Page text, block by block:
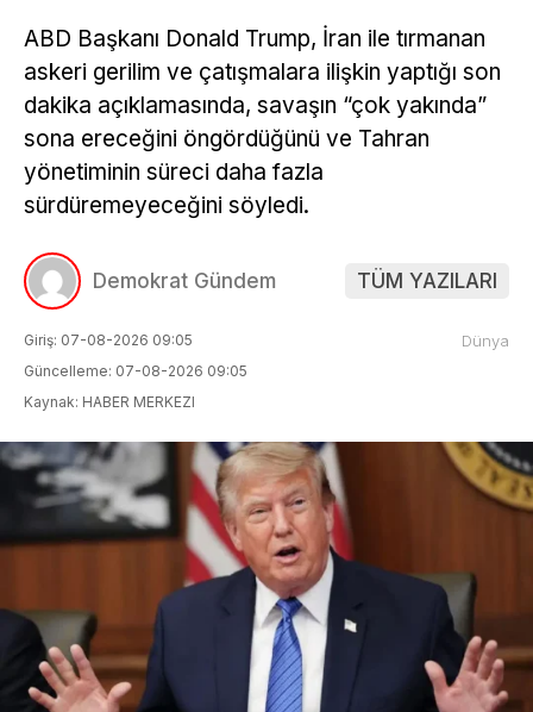
ABD Başkanı Donald Trump, İran ile tırmanan
askeri gerilim ve çatışmalara ilişkin yaptığı son
dakika açıklamasında, savaşın “çok yakında”
sona ereceğini öngördüğünü ve Tahran
yönetiminin süreci daha fazla
sürdüremeyeceğini söyledi.
Demokrat Gündem TÜM YAZILARI
Giriş: 07-08-2026 09:05
Güncelleme: 07-08-2026 09:05
Kaynak: HABER MERKEZI
Dünya